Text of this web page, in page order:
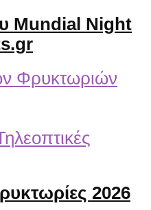
Mundial Night
2026